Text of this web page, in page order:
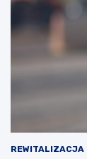
REWITALIZACJA